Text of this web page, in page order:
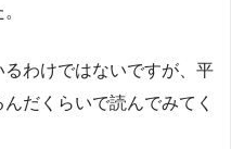
わけではないですが、平
だくらいで読んでみてく